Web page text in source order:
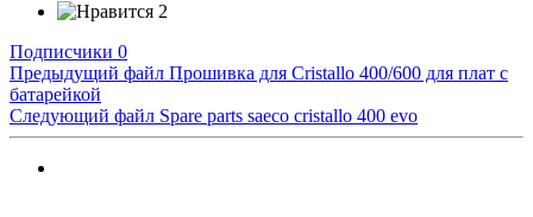
2
Подписчики 0
Предыдущий файл Прошивка для Cristallo 400/600 для плат с
батарейкой
Следующий файл Spare parts saeco cristallo 400 evo